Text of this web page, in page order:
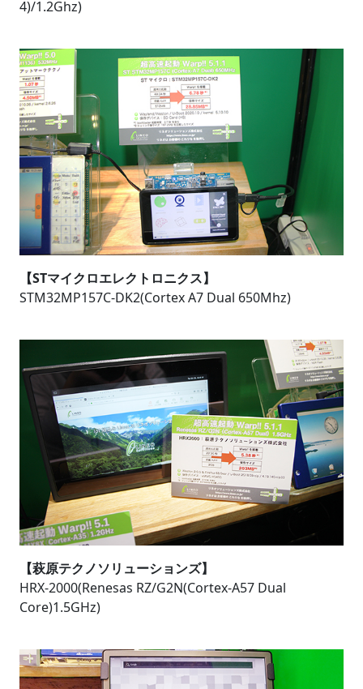
4)/1.2Ghz)
【STマイクロエレクトロニクス】
STM32MP157C-DK2(Cortex A7 Dual 650Mhz)
【萩原テクノソリューションズ】
HRX-2000(Renesas RZ/G2N(Cortex-A57 Dual
Core)1.5GHz)